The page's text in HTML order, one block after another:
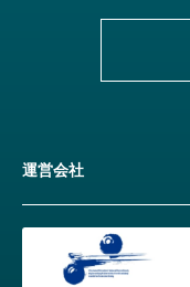
運営会社